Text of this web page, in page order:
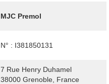
MJC Premol
N° : I381850131
7 Rue Henry Duhamel
38000 Grenoble, France